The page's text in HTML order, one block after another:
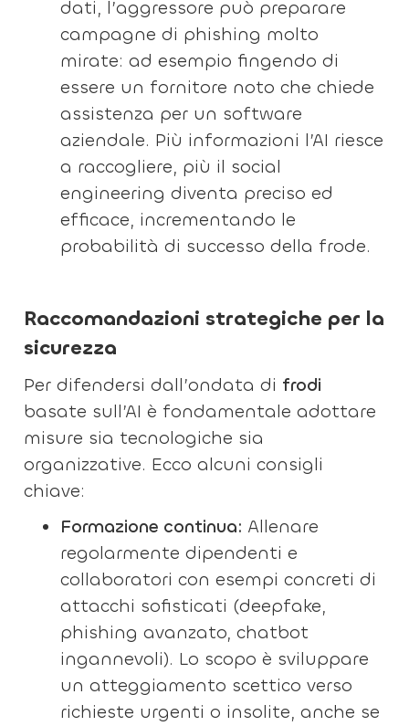
dati, l’aggressore può preparare
campagne di phishing molto
mirate: ad esempio fingendo di
essere un fornitore noto che chiede
assistenza per un software
aziendale. Più informazioni l’AI riesce
a raccogliere, più il social
engineering diventa preciso ed
efficace, incrementando le
probabilità di successo della frode.
Raccomandazioni strategiche per la
sicurezza
Per difendersi dall’ondata di frodi
basate sull’AI è fondamentale adottare
misure sia tecnologiche sia
organizzative. Ecco alcuni consigli
chiave:
Formazione continua: Allenare
regolarmente dipendenti e
collaboratori con esempi concreti di
attacchi sofisticati (deepfake,
phishing avanzato, chatbot
ingannevoli). Lo scopo è sviluppare
un atteggiamento scettico verso
richieste urgenti o insolite, anche se